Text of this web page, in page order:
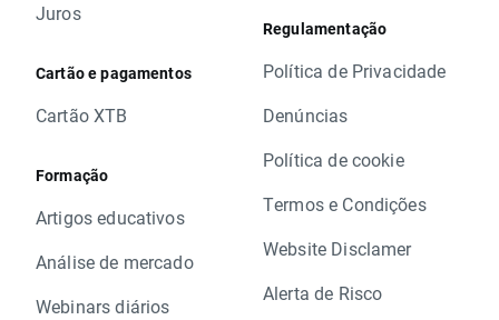
Juros
Cartão e pagamentos
Cartão XTB
Formação
Artigos educativos
Análise de mercado
Webinars diários
Regulamentação
Política de Privacidade
Denúncias
Política de cookie
Termos e Condições
Website Disclamer
Alerta de Risco